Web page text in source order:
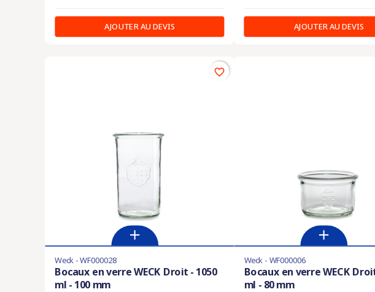
AJOUTER AU DEVIS AJOUTER AU DEVIS
Weck - WF000028
Bocaux en verre WECK Droit - 1050
ml - 100 mm
favorite_border
Weck - WF000006
Bocaux en verre WECK
ml - 80 mm